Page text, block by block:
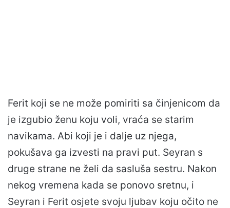
Ferit koji se ne može pomiriti sa činjenicom da
je izgubio ženu koju voli, vraća se starim
navikama. Abi koji je i dalje uz njega,
pokušava ga izvesti na pravi put. Seyran s
druge strane ne želi da sasluša sestru. Nakon
nekog vremena kada se ponovo sretnu, i
Seyran i Ferit osjete svoju ljubav koju očito ne